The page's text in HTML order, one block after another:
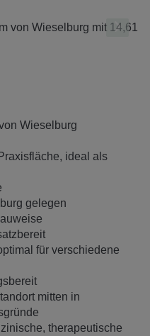
Wieselburg
ideal als
gelegen
für verschiedene
mitten in
therapeutische